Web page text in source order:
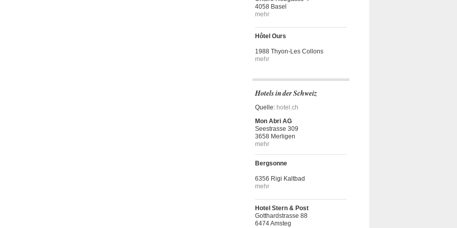
4058 Basel
mehr
Hôtel Ours
1988 Thyon-Les Collons
mehr
Hotels in der Schweiz
Quelle: hotel.ch
Mon Abri AG
Seestrasse 309
3658 Merligen
mehr
Bergsonne
6356 Rigi Kaltbad
mehr
Hotel Stern & Post
Gotthardstrasse 88
6474 Amsteg